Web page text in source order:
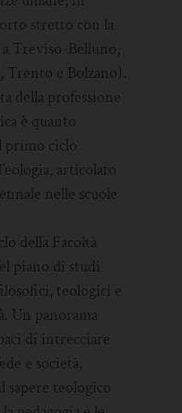
stretto con la
a Treviso-Belluno,
Trento e Bolzano).
della professione
è quanto
primo ciclo
articolato
nelle scuole
della Facoltà
piano di studi
teologici e
Un panorama
di intrecciare
e società,
sapere teologico